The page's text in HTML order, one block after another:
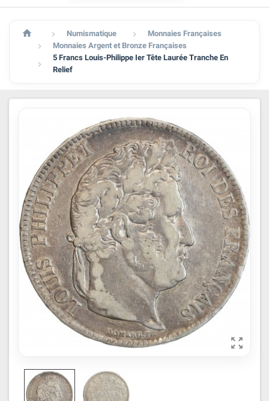
  Numismatique  Monnaies Françaises
 Monnaies Argent et Bronze Françaises

5 Francs Louis-Philippe Ier Tête Laurée Tranche En
Relief
